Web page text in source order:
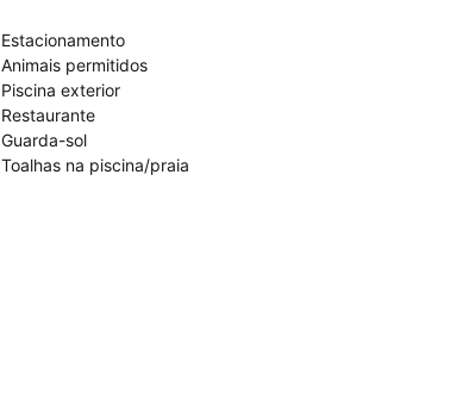
Estacionamento
Animais permitidos
Piscina exterior
Restaurante
Guarda-sol
Toalhas na piscina/praia